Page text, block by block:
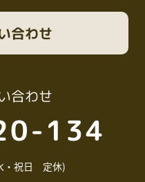
合わせ
134
・祝日 定休)
合わせ